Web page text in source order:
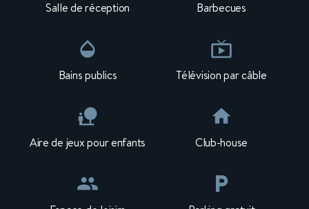
Salle de réception Barbecues
Bains publics Télévision par câble
Aire de jeux pour enfants Club-house